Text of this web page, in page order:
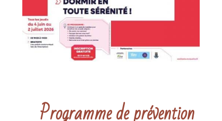
Programme de prévention